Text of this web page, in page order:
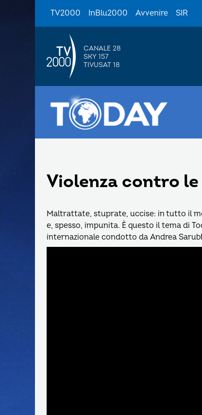
TV2000 InBlu2000 Avvenire SIR
CANALE 28
SKY 157
TIVUSAT 18
Violenza contro
Maltrattate, stuprate, uccise: in tutto il
e, spesso, impunita. È questo il tema di
internazionale condotto da Andrea